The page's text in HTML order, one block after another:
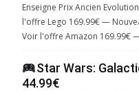
Enseigne Prix Ancien
l'offre Lego 169.99€ —
Voir l'offre Amazon 169.99€
Star Wars:
44.99€